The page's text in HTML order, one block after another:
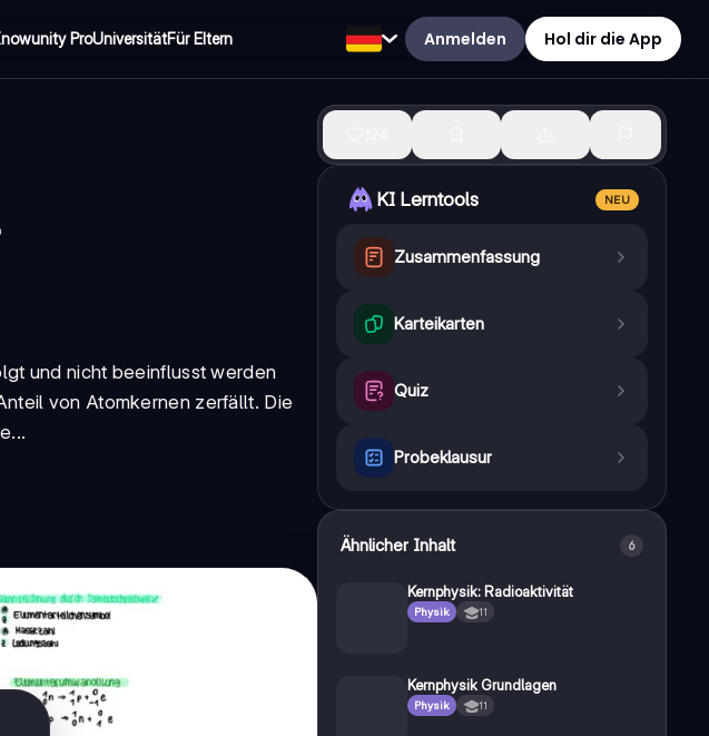
ProUniversitätFür Eltern Anmelden Hol dir die App
und nicht beeinflusst werden
von Atomkernen zerfällt. Die
KI Lerntools NEU
Zusammenfassung
Karteikarten
Quiz
Probeklausur
Ähnlicher Inhalt 6
Kernphysik: Radioaktivität
Physik 11
Kernphysik Grundlagen
Physik 11